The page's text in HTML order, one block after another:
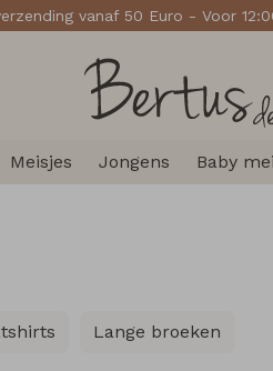
vanaf 50 Euro - Voor
Meisjes Jongens Baby
Lange broeken